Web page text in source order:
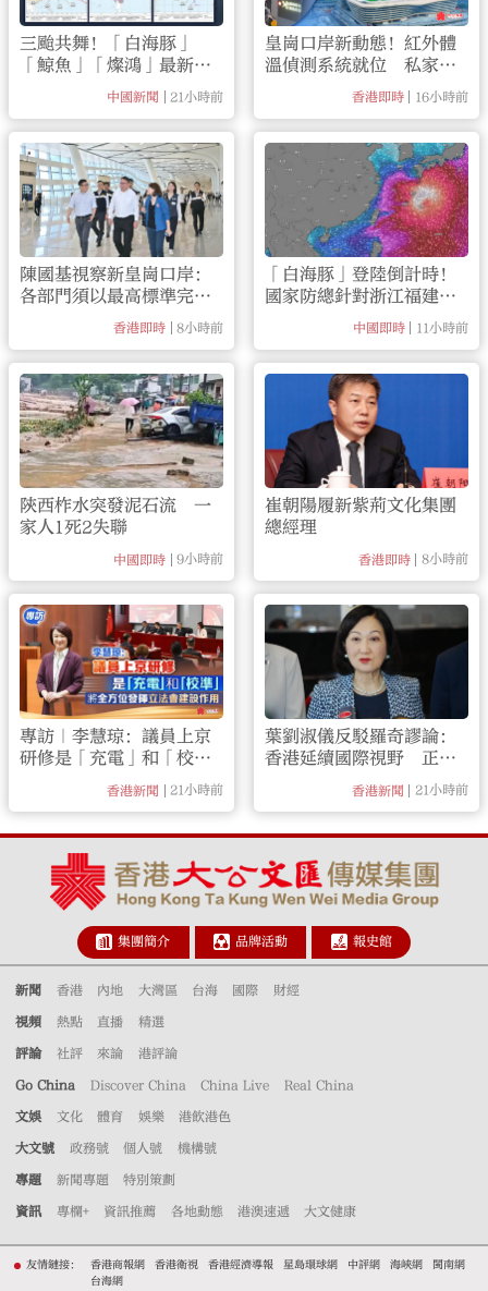
三颱共舞！「白海豚」
「鯨魚」「燦鴻」最新路
中國新聞 21小時前
皇崗口岸新動態！紅外體
溫偵測系統就位 私家車
一次過關五方查驗
香港即時 16小時前
陳國基視察新皇崗口岸：
各部門須以最高標準完成
演練 確保通關萬無一失
香港即時 8小時前
「白海豚」登陸倒計時！
國家防總針對浙江福建啟
動四級應急響應
中國即時 11小時前
陝西柞水突發泥石流 一
家人1死2失聯
中國即時 9小時前
崔朝陽履新紫荊文化集團
總經理
香港即時 8小時前
專訪｜李慧琼：議員上京
研修是「充電」和「校
準」 將全方位發揮立法
香港新聞 21小時前
葉劉淑儀反駁羅奇謬論：
香港延續國際視野 正重
新煥發國家認同
香港新聞 21小時前
集團簡介 品牌活動 報史館
新聞 香港 內地 大灣區 台海 國際 財經
視頻 熱點 直播 精選
評論 社評 來論 港評論
Go China Discover China China Live Real China
文娛 文化 體育 娛樂 港飲港色
大文號 政務號 個人號 機構號
專題 新聞專題 特別策劃
資訊 專欄+ 資訊推薦 各地動態 港澳速遞 大文健康
友情鏈接： 香港商報網 香港衛視 香港經濟導報 星島環球網 中評網 海峽網
閩南網
台海網